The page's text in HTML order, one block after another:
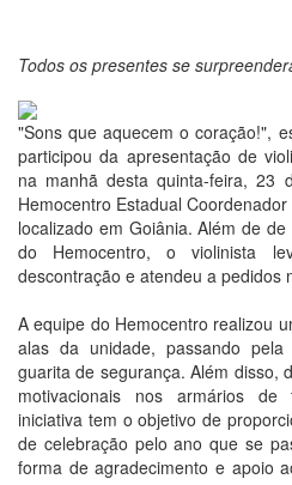
Todos os presentes se
"Sons que aquecem o coração!",
participou da apresentação de
na manhã desta quinta-feira, 23
Hemocentro Estadual
localizado em Goiânia. Além de
do Hemocentro, o violinista
descontração e atendeu a pedidos
A equipe do Hemocentro realizou
alas da unidade, passando
guarita de segurança. Além disso,
motivacionais nos armários
iniciativa tem o objetivo de
de celebração pelo ano que se
forma de agradecimento e apoio